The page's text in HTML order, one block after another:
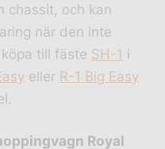
chassit, och kan
när den inte
till fäste SH-1 i
eller R-1 Big Easy
Royal